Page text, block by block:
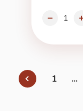
1 ...